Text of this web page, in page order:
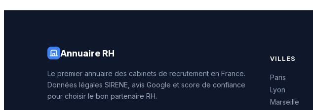
qualité des prestations
Annuaire RH
Le premier annuaire des cabinets de recrutement en France.
Données légales SIRENE, avis Google et score de confiance
pour choisir le bon partenaire RH.
VILLES
Paris
Lyon
Marseille